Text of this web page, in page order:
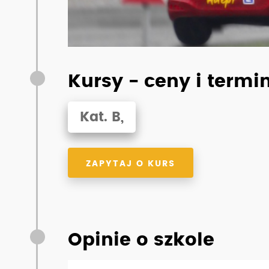
Kursy - ceny i
Kat. B,
ZAPYTAJ O KURS
Opinie o szkole